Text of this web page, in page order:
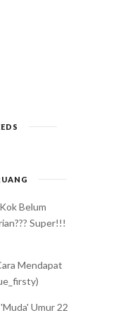
Belum
Super!!!
Mendapat
Umur 22